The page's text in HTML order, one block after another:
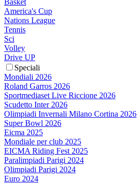
Basket
America's Cup
Nations League
Tennis
Sci
Volley
Drive UP
Speciali
Mondiali 2026
Roland Garros 2026
Sportmediaset Live Riccione 2026
Scudetto Inter 2026
Olimpiadi Invernali Milano Cortina 2026
Super Bowl 2026
Eicma 2025
Mondiale per club 2025
EICMA Riding Fest 2025
Paralimpiadi Parigi 2024
Olimpiadi Parigi 2024
Euro 2024